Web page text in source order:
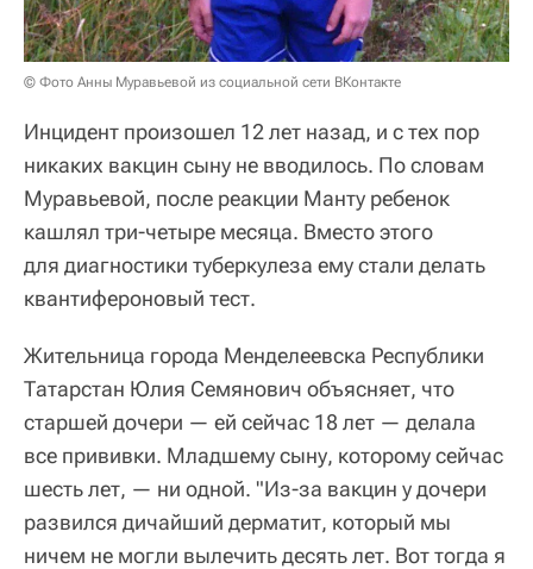
© Фото Анны Муравьевой из социальной сети ВКонтакте
Инцидент произошел 12 лет назад, и с тех пор
никаких вакцин сыну не вводилось. По словам
Муравьевой, после реакции Манту ребенок
кашлял три-четыре месяца. Вместо этого
для диагностики туберкулеза ему стали делать
квантифероновый тест.
Жительница города Менделеевска Республики
Татарстан Юлия Семянович объясняет, что
старшей дочери — ей сейчас 18 лет — делала
все прививки. Младшему сыну, которому сейчас
шесть лет, — ни одной. "Из-за вакцин у дочери
развился дичайший дерматит, который мы
ничем не могли вылечить десять лет. Вот тогда я